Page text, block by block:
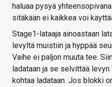
haluaa pysyä
sitäkään ei kaikkea voi
Stage1-lataaja ainoastaan
levyltä muistiin ja hyppää
Vaihe ei paljon muuta tee.
ladataan ja se selvittää
kohtaa ladataan. Jos blokki